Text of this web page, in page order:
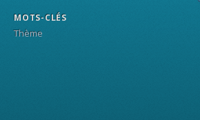
MOTS-CLÉS
Thème